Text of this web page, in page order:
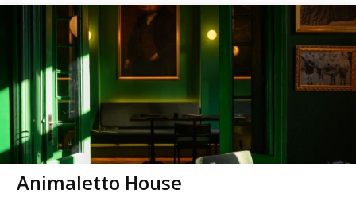
Animaletto House